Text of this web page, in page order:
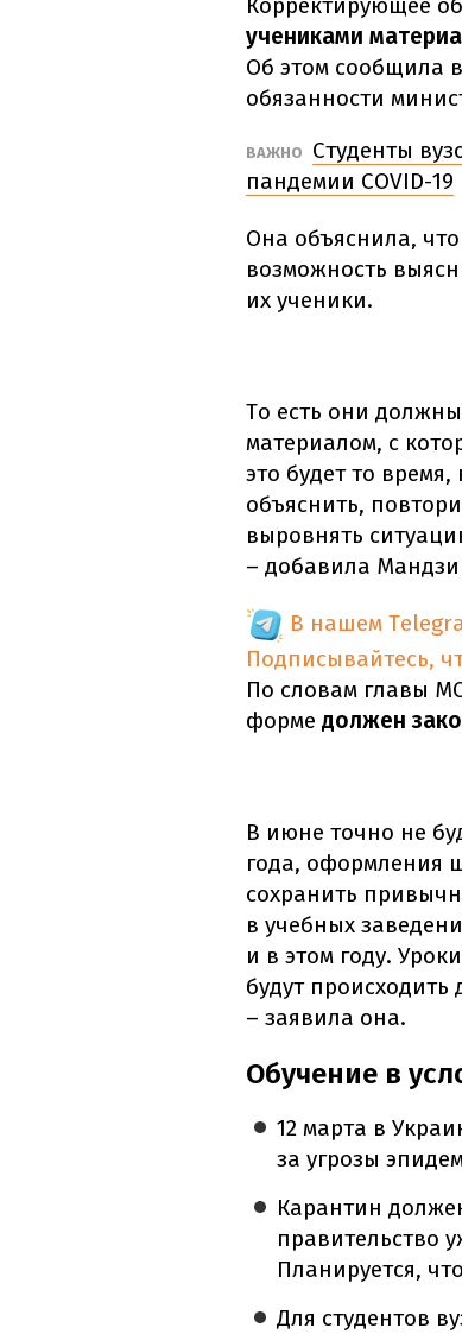
Корректирующее
учениками
Об этом сообщила
обязанности
ВАЖНО
Студенты
пандемии COVID-19
Она объяснила,
возможность
их ученики.
То есть они
материалом, с
это будет то
объяснить,
выровнять
– добавила
В нашем
Подписывайтесь,
По словам главы
форме должен
В июне точно не
года, оформления
сохранить
в учебных
и в этом году.
будут происходить
– заявила она.
Обучение в
12 марта в
за угрозы
Карантин
правительство
Планируется,
Для студентов